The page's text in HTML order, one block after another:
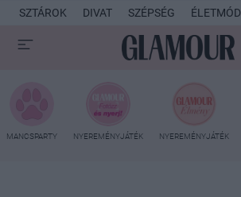
SZTÁROK DIVAT SZÉPSÉG ÉLETMÓD
MANCSPARTY NYEREMÉNYJÁTÉK NYEREMÉNYJÁTÉK